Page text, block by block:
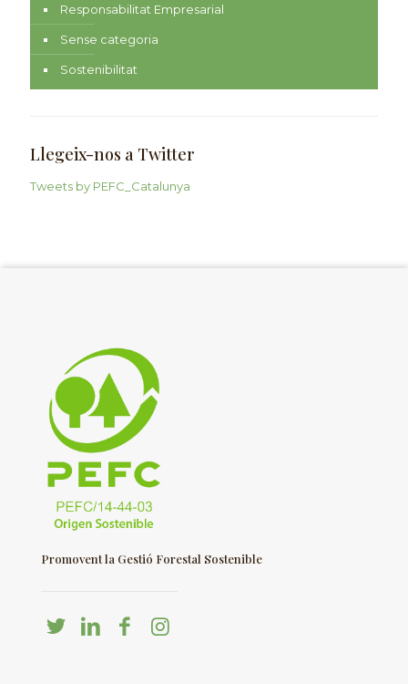
Responsabilitat Empresarial
Sense categoria
Sostenibilitat
Llegeix-nos a Twitter
Tweets by PEFC_Catalunya
Promovent la Gestió Forestal Sostenible